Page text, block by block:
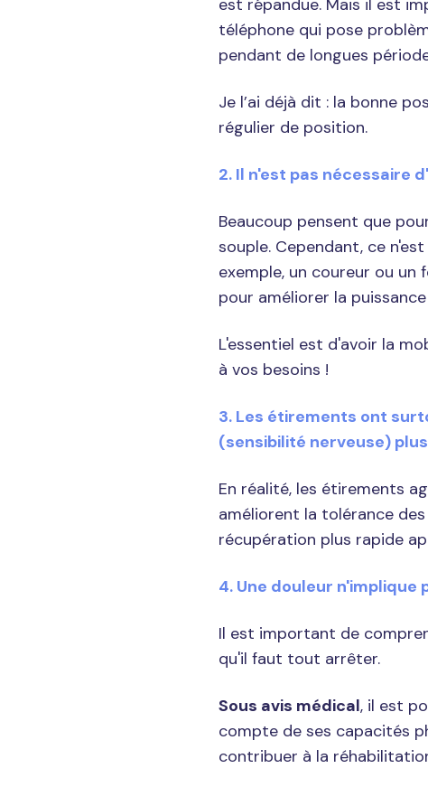
téléphone qui pose
pendant de longues
Je l’ai déjà dit : la bonne
régulier de position.
2. Il n'est pas nécessaire
Beaucoup pensent que
souple. Cependant, ce
exemple, un coureur ou
pour améliorer la
L'essentiel est d'avoir la
à vos besoins !
3. Les étirements ont
(sensibilité nerveuse)
En réalité, les étirements
améliorent la tolérance
récupération plus rapide
4. Une douleur
Il est important de
qu'il faut tout arrêter.
Sous avis médical, il est
compte de ses capacités
contribuer à la